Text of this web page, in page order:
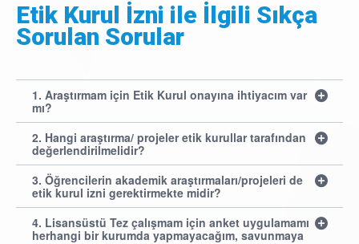
Etik Kurul İzni ile İlgili Sıkça
Sorulan Sorular
1. Araştırmam için Etik Kurul onayına ihtiyacım var
mı?
2. Hangi araştırma/ projeler etik kurullar tarafından
değerlendirilmelidir?
3. Öğrencilerin akademik araştırmaları/projeleri de
etik kurul izni gerektirmekte midir?
4. Lisansüstü Tez çalışmam için anket uygulamamı
herhangi bir kurumda yapmayacağım, savunmaya